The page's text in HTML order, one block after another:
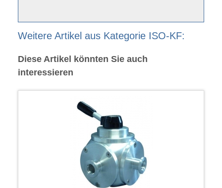
Weitere Artikel aus Kategorie ISO-KF:
Diese Artikel könnten Sie auch
interessieren